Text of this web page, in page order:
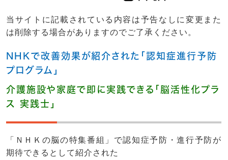
当サイトに記載されている内容は予告なしに変更また
は削除する場合がありますのでご了承ください。
NHKで改善効果が紹介された「認知症進行予防
プログラム」
介護施設や家庭で即に実践できる「脳活性化プラ
ス 実践士」
「ＮＨＫの脳の特集番組」で認知症予防・進行予防が
期待できるとして紹介された